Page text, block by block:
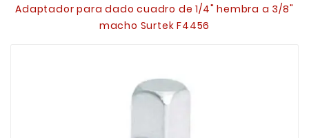
Adaptador para dado cuadro de 1/4" hembra a 3/8"
macho Surtek F4456